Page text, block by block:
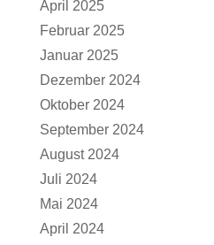
April 2025
Februar 2025
Januar 2025
Dezember 2024
Oktober 2024
September 2024
August 2024
Juli 2024
Mai 2024
April 2024